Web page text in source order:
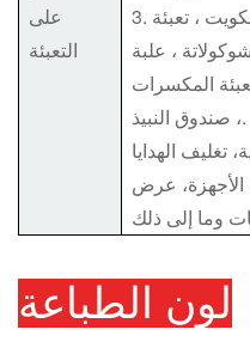
على
التعبئة
3. حزمة المواد الغذائية: حزمة البسكويت ، تعبئة
، علبة
المكسرات
، صندوق النبيذ.
تغليف الهدايا
الأجهزة، عرض
لون الطباعة